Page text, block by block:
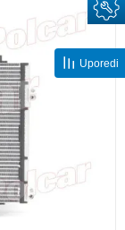
Uporedi